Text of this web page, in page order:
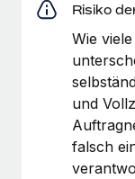
Risiko
Wie
und
falsch